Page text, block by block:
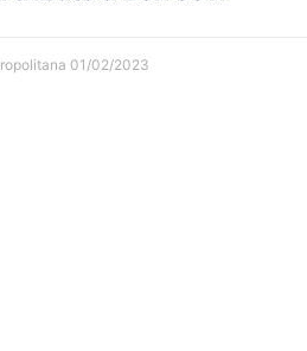
01/02/2023